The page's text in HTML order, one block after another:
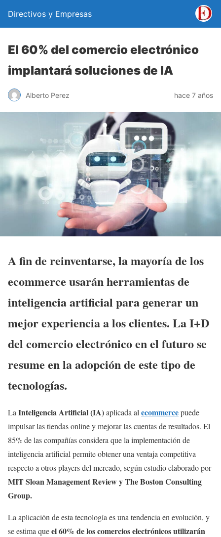
Directivos y Empresas
El 60% del comercio electrónico
implantará soluciones de IA
Alberto Perez hace 7 años
A fin de reinventarse, la mayoría de los
ecommerce usarán herramientas de
inteligencia artificial para generar un
mejor experiencia a los clientes. La I+D
del comercio electrónico en el futuro se
resume en la adopción de este tipo de
tecnologías.
La Inteligencia Artificial (IA)aplicada al ecommercepuede
impulsar las tiendas online y mejorar las cuentas de resultados. El
85% de las compañías considera que la implementación de
inteligencia artificial permite obtener una ventaja competitiva
respecto a otros players del mercado, según estudio elaborado por
MIT Sloan Management Review y The Boston Consulting
Group.
La aplicación de esta tecnología es una tendencia en evolución, y
se estima queel 60% de los comercios electrónicos utilizarán